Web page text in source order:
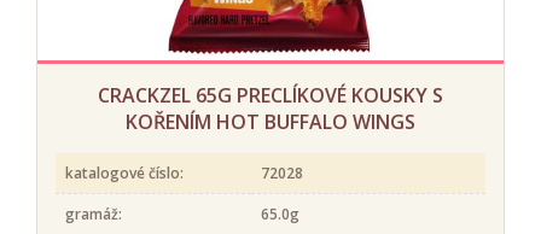
CRACKZEL 65G PRECLÍKOVÉ KOUSKY S
KOŘENÍM HOT BUFFALO WINGS
katalogové číslo:
72028
gramáž:
65.0g